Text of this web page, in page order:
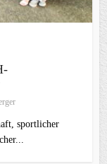
sportlicher